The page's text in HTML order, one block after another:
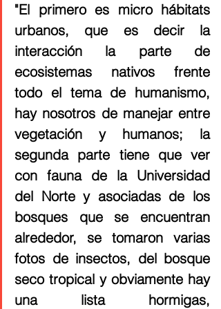
"El primero es micro hábitats
urbanos, que es decir la
interacción la parte de
ecosistemas nativos frente
todo el tema de humanismo,
hay nosotros de manejar entre
vegetación y humanos; la
segunda parte tiene que ver
con fauna de la Universidad
del Norte y asociadas de los
bosques que se encuentran
alrededor, se tomaron varias
fotos de insectos, del bosque
seco tropical y obviamente hay
una lista hormigas,